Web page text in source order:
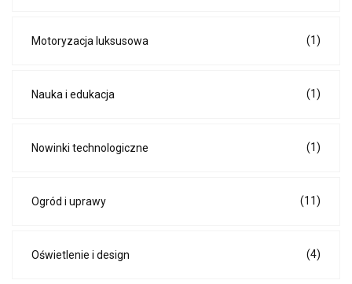
Motoryzacja luksusowa (1)
Nauka i edukacja (1)
Nowinki technologiczne (1)
Ogród i uprawy (11)
Oświetlenie i design (4)